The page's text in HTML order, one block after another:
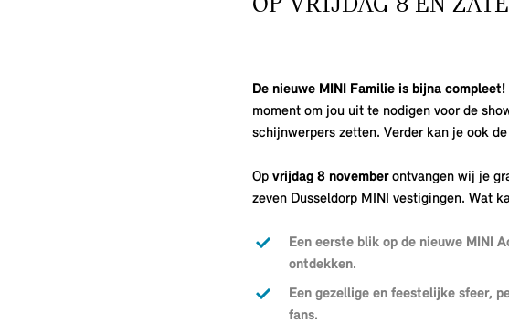
OP VRIJDAG 8 EN
De nieuwe MINI Familie is bijna compleet!
moment om jou uit te nodigen voor de
schijnwerpers zetten. Verder kan je ook
Op vrijdag 8 novemberontvangen wij je
zeven Dusseldorp MINI vestigingen. Wat
Een eerste blik op de nieuwe MINI
ontdekken.
Een gezellige en feestelijke sfeer,
fans.